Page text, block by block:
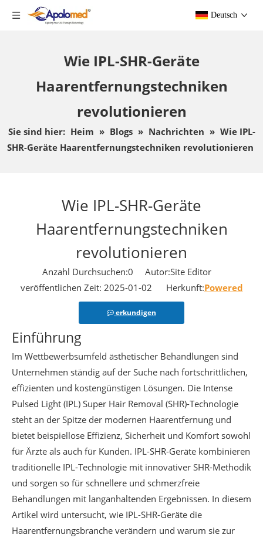
Deutsch
Wie IPL-SHR-Geräte
Haarentfernungstechniken
revolutionieren
Sie sind hier: Heim » Blogs » Nachrichten » Wie IPL-
SHR-Geräte Haarentfernungstechniken revolutionieren
Wie IPL-SHR-Geräte
Haarentfernungstechniken
revolutionieren
Anzahl Durchsuchen:0 Autor:Site Editor
veröffentlichen Zeit: 2025-01-02 Herkunft:Powered
erkundigen
Einführung
Im Wettbewerbsumfeld ästhetischer Behandlungen sind
Unternehmen ständig auf der Suche nach fortschrittlichen,
effizienten und kostengünstigen Lösungen. Die Intense
Pulsed Light (IPL) Super Hair Removal (SHR)-Technologie
steht an der Spitze der modernen Haarentfernung und
bietet beispiellose Effizienz, Sicherheit und Komfort sowohl
für Ärzte als auch für Kunden. IPL-SHR-Geräte kombinieren
traditionelle IPL-Technologie mit innovativer SHR-Methodik
und sorgen so für schnellere und schmerzfreie
Behandlungen mit langanhaltenden Ergebnissen. In diesem
Artikel wird untersucht, wie IPL-SHR-Geräte die
Haarentfernungsbranche verändern und warum sie zur